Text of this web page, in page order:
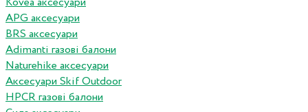
APG аксесуари
BRS аксесуари
Adimanti газові балони
Naturehike аксесуари
Аксесуари Skif Outdoor
HPCR газові балони